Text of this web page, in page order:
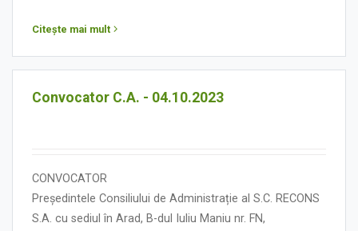
cu următoarea:
Citește mai mult
Convocator C.A. - 04.10.2023
CONVOCATOR
Președintele Consiliului de Administrație al S.C. RECONS
S.A. cu sediul în Arad, B-dul Iuliu Maniu nr. FN,